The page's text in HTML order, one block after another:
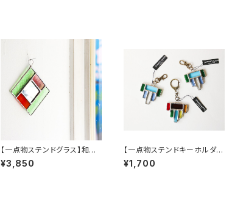
【一点物ステンドグラス】和田
良弘／ワンダーミラー（引掛
けリング付き）A
¥3,850
【一点物ステンドキーホルダ
ー】カラフル・ワンダーピース
／和田良弘
¥1,700